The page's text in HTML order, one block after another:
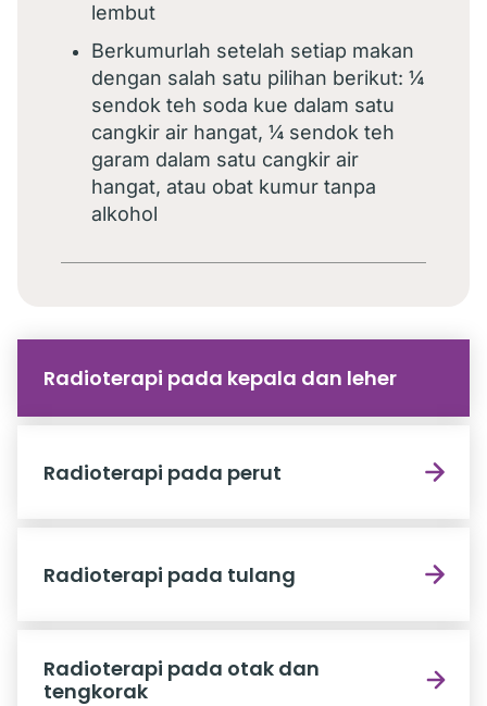
lembut
Berkumurlah setelah setiap makan
dengan salah satu pilihan berikut: ¼
sendok teh soda kue dalam satu
cangkir air hangat, ¼ sendok teh
garam dalam satu cangkir air
hangat, atau obat kumur tanpa
alkohol
Radioterapi pada kepala dan leher
Radioterapi pada perut
Radioterapi pada tulang
Radioterapi pada otak dan
tengkorak